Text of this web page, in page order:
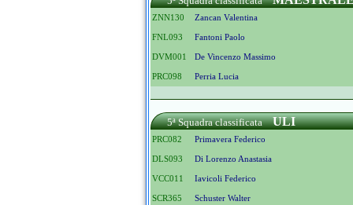
ZNN130 Zancan Valentina
FNL093 Fantoni Paolo
DVM001 De Vincenzo Massimo
PRC098 Perria Lucia
5ª Squadra classificata ULI
PRC082 Primavera Federico
DLS093 Di Lorenzo Anastasia
VCC011 Iavicoli Federico
SCR365 Schuster Walter